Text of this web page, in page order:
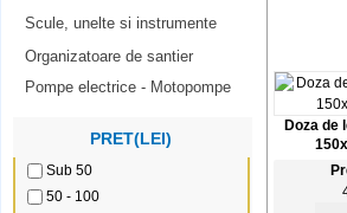
Scule, unelte si instrumente
Organizatoare de santier
Pompe electrice - Motopompe
PRET(LEI)
Sub 50
50 - 100
Doza de